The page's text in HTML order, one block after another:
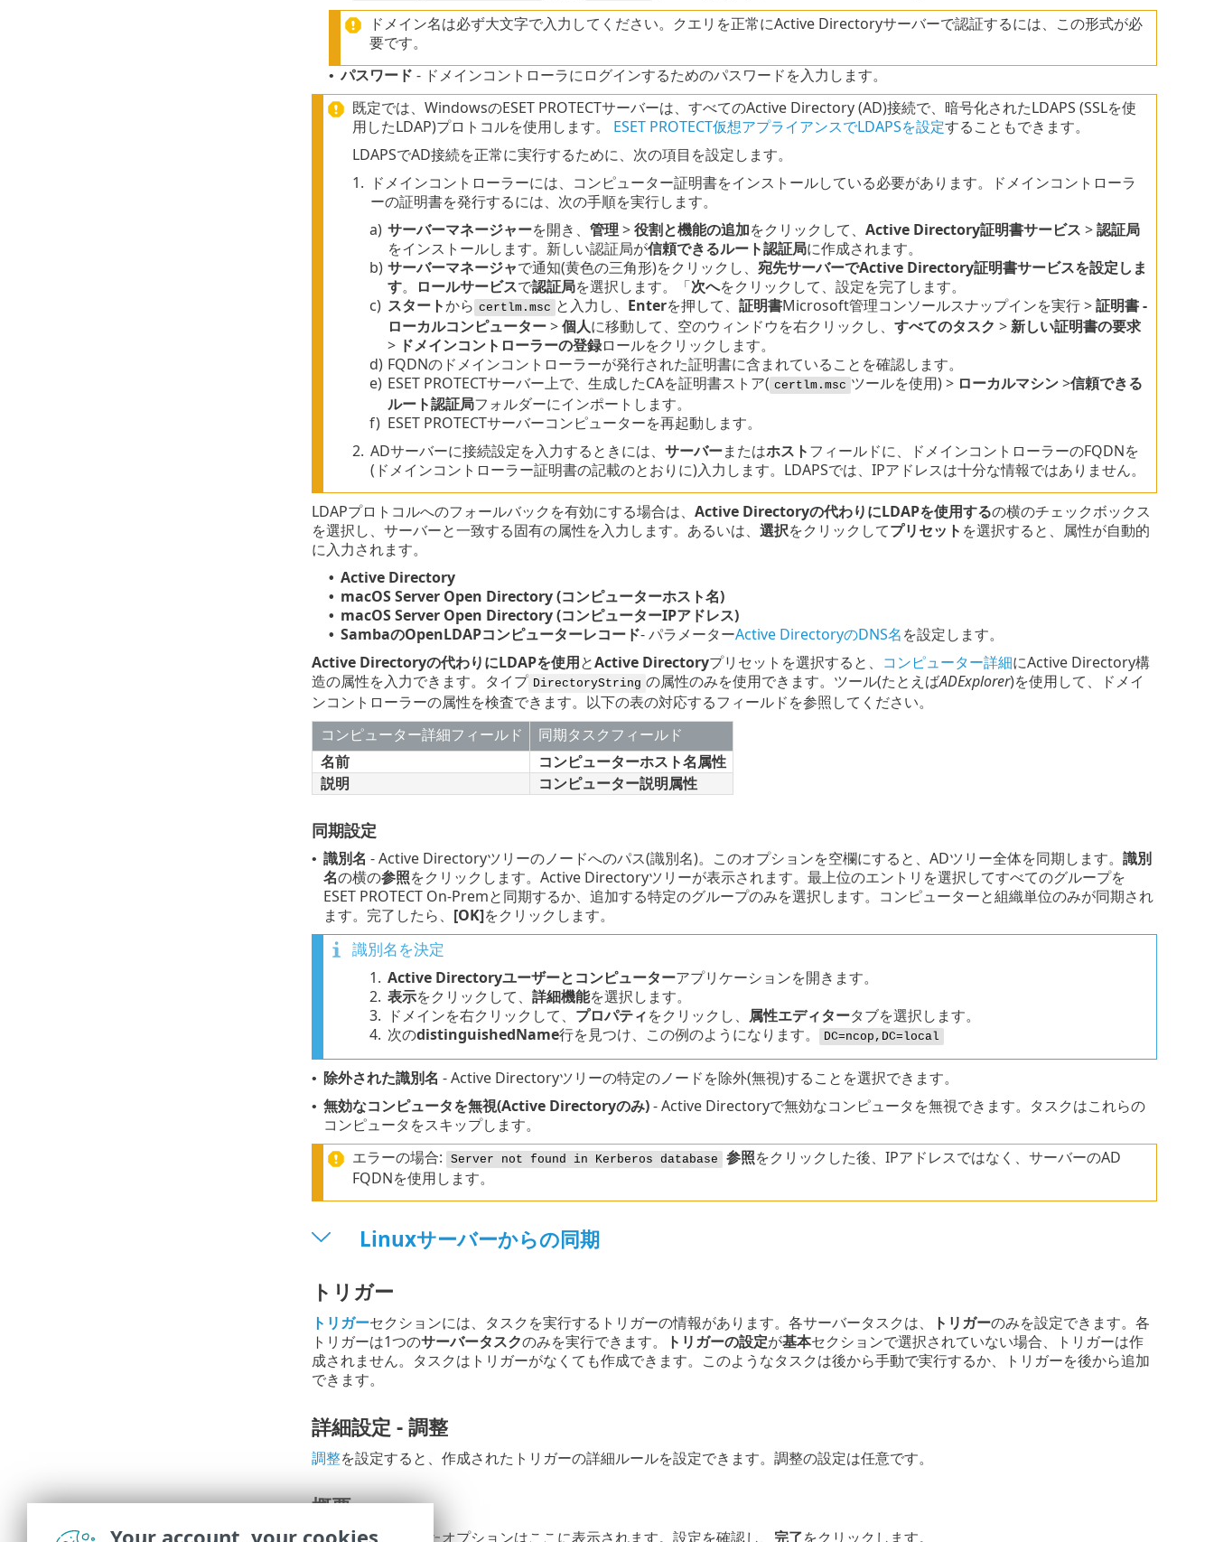
ドメイン名は必ず大文字で入力してください。クエリを正常にActive Directoryサーバーで認証するには、この形式が必
要です。
• パスワード - ドメインコントローラにログインするためのパスワードを入力します。
既定では、WindowsのESET PROTECTサーバーは、すべてのActive Directory (AD)接続で、暗号化されたLDAPS (SSLを使
用したLDAP)プロトコルを使用します。
ESET PROTECT仮想アプライアンスでLDAPSを設定することもできます。
LDAPSでAD接続を正常に実行するために、次の項目を設定します。
1. ドメインコントローラーには、コンピューター証明書をインストールしている必要があります。ドメインコントローラ
ーの証明書を発行するには、次の手順を実行します。
a) サーバーマネージャーを開き、 管理 >役割と機能の追加をクリックして、 Active Directory証明書サービス >認証局
をインストールします。新しい認証局が信頼できるルート認証局に作成されます。
b) サーバーマネージャで通知(黄色の三角形)をクリックし、 宛先サーバーでActive Directory証明書サービスを設定しま
す。 ロールサービスで認証局を選択します。「次へをクリックして、設定を完了します。
c) スタートから certlm.msc と入力し、 Enterを押して、 証明書Microsoft管理コンソールスナップインを実行 >証明書 -
ローカルコンピューター>個人に移動して、空のウィンドウを右クリックし、 すべてのタスク >新しい証明書の要求
> ドメインコントローラーの登録ロールをクリックします。
d) FQDNのドメインコントローラーが発行された証明書に含まれていることを確認します。
e) ESET PROTECTサーバー上で、生成したCAを証明書ストア( certlm.msc ツールを使用) > ローカルマシン>信頼できる
ルート認証局フォルダーにインポートします。
f) ESET PROTECTサーバーコンピューターを再起動します。
2. ADサーバーに接続設定を入力するときには、 サーバーまたはホストフィールドに、ドメインコントローラーのFQDNを
(ドメインコントローラー証明書の記載のとおりに)入力します。LDAPSでは、IPアドレスは十分な情報ではありません。
LDAPプロトコルへのフォールバックを有効にする場合は、 Active Directoryの代わりにLDAPを使用するの横のチェックボックス
を選択し、サーバーと一致する固有の属性を入力します。あるいは、 選択をクリックしてプリセット を選択すると、属性が自動的
に入力されます。
• Active Directory
• macOS Server Open Directory (コンピューターホスト名)
• macOS Server Open Directory (コンピューターIPアドレス)
• SambaのOpenLDAPコンピューターレコード- パラメーターActive DirectoryのDNS名を設定します。
Active Directoryの代わりにLDAPを使用とActive Directoryプリセットを選択すると、 コンピューター詳細にActive Directory構
造の属性を入力できます。タイプ DirectoryString の属性のみを使用できます。ツール(たとえばADExplorer)を使用して、ドメイ
ンコントローラーの属性を検査できます。以下の表の対応するフィールドを参照してください。
コンピューター詳細フィールド
同期タスクフィールド
名前
コンピューターホスト名属性
説明
コンピューター説明属性
同期設定
• 識別名 - Active Directoryツリーのノードへのパス(識別名)。このオプションを空欄にすると、ADツリー全体を同期します。 識別
名の横の参照をクリックします。Active Directoryツリーが表示されます。最上位のエントリを選択してすべてのグループを
ESET PROTECT On-Premと同期するか、追加する特定のグループのみを選択します。コンピューターと組織単位のみが同期され
ます。完了したら、 [OK]をクリックします。
識別名を決定
1. Active Directoryユーザーとコンピューターアプリケーションを開きます。
2. 表示をクリックして、 詳細機能を選択します。
3. ドメインを右クリックして、 プロパティをクリックし、 属性エディタータブを選択します。
4. 次のdistinguishedName行を見つけ、この例のようになります。 DC=ncop,DC=local
• 除外された識別名 - Active Directoryツリーの特定のノードを除外(無視)することを選択できます。
• 無効なコンピュータを無視(Active Directoryのみ)- Active Directoryで無効なコンピュータを無視できます。タスクはこれらの
コンピュータをスキップします。
エラーの場合:
Server not found in Kerberos database 参照をクリックした後、IPアドレスではなく、サーバーのAD
FQDNを使用します。
Linuxサーバーからの同期
トリガー
トリガーセクションには、タスクを実行するトリガーの情報があります。各サーバータスクは、 トリガーのみを設定できます。各
トリガーは1つのサーバータスクのみを実行できます。 トリガーの設定が基本セクションで選択されていない場合、トリガーは作
成されません。タスクはトリガーがなくても作成できます。このようなタスクは後から手動で実行するか、トリガーを後から追加
できます。
詳細設定 - 調整
調整を設定すると、作成されたトリガーの詳細ルールを設定できます。調整の設定は任意です。
概要
すべての構成されたオプションはここに表示されます。設定を確認し、 完了をクリックします。
Your account, your cookies